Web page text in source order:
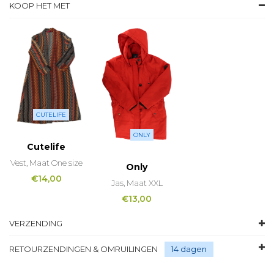
KOOP HET MET
CUTELIFE
Cutelife
Vest, Maat One size
€14,00
ONLY
Only
Jas, Maat XXL
€13,00
VERZENDING
RETOURZENDINGEN & OMRUILINGEN 14 dagen